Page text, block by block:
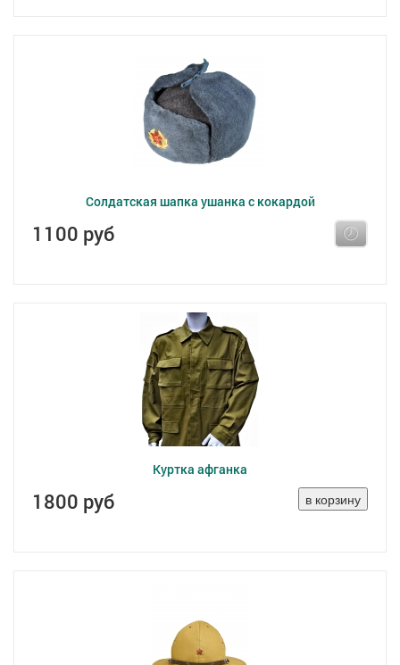
Солдатская шапка ушанка с кокардой
1100 руб
Куртка афганка
1800 руб